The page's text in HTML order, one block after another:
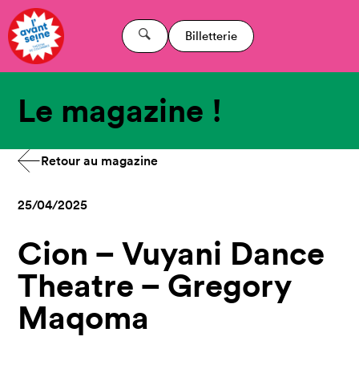
Billetterie
Le magazine !
Retour au magazine
25/04/2025
Cion – Vuyani Dance
Theatre – Gregory
Maqoma